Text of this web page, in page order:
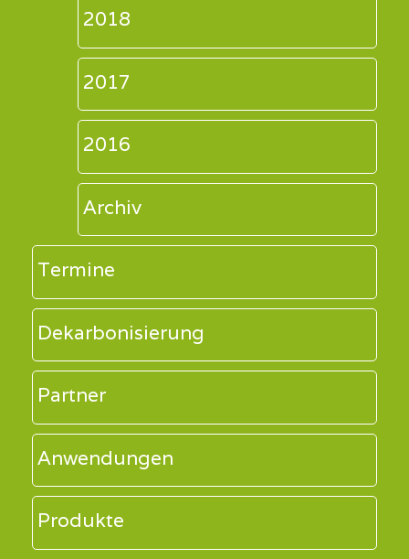
2018
2017
2016
Archiv
Termine
Dekarbonisierung
Partner
Anwendungen
Produkte